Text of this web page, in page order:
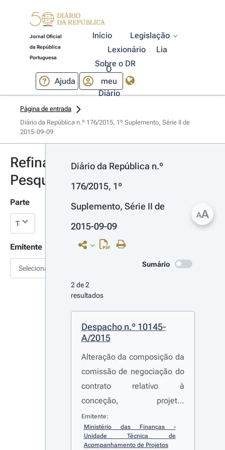
Jornal Oficial
da República
Portuguesa
Início
Legislação
Lexionário
Lia
Sobre o DR
Ajuda
O
meu
Diário
Página de entrada
Diário da República n.º 176/2015, 1º Suplemento, Série II de
2015-09-09
Refinar
Pesquisa
Parte
Emitente
Selecionar
Diário da República n.º
176/2015, 1º
Suplemento, Série II de
2015-09-09
Sumário
2 de 2
resultados
Despacho n.º 10145-
A/2015
Alteração da composição da
comissão de negociação do
contrato relativo à
conceção, projeto,
fornecimento, montagem,
construção, gestão e
manutenção de um Sistema
Emitente:
Ministério das Finanças -
Unidade Técnica de
Acompanhamento de Projetos
AA